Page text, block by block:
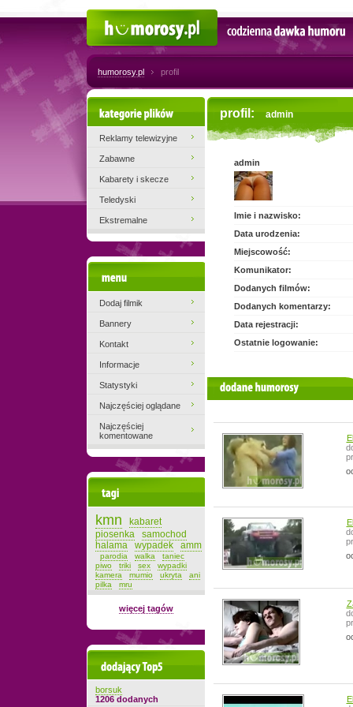
Codzienna dawka humoru
humorosy.pl profil
profil: admin
admin
Imie i nazwisko:
Data urodzenia:
Miejscowość:
Komunikator:
Dodanych filmów:
Dodanych komentarzy:
Data rejestracji:
Ostatnie logowanie:
filmiki użytkownika
Kategorie plików
Reklamy telewizyjne
Zabawne
Kabarety i skecze
Teledyski
Ekstremalne
Dodaj filmik
Bannery
Kontakt
Informacje
Statystyki
Najczęściej oglądane
Najczęściej
komentowane
kmn
kabaret
piosenka
samochod
halama
wypadek amm
parodia walka
taniec
piwo
triki sex
wypadki
kamera
mumio ukryta
ani
pilka
mru
więcej tagów
Dodający top-5
borsuk
1206 dodanych